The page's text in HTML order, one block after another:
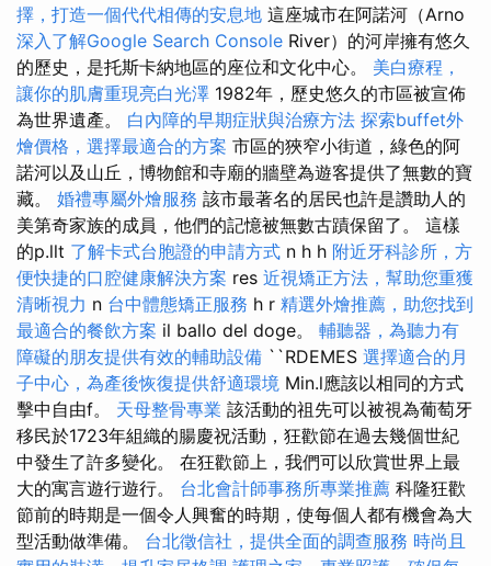
擇，打造一個代代相傳的安息地 這座城市在阿諾河（Arno
深入了解Google Search Console River）的河岸擁有悠久
的歷史，是托斯卡納地區的座位和文化中心。 美白療程，
讓你的肌膚重現亮白光澤 1982年，歷史悠久的市區被宣佈
為世界遺產。 白內障的早期症狀與治療方法 探索buffet外
燴價格，選擇最適合的方案 市區的狹窄小街道，綠色的阿
諾河以及山丘，博物館和寺廟的牆壁為遊客提供了無數的寶
藏。 婚禮專屬外燴服務 該市最著名的居民也許是讚助人的
美第奇家族的成員，他們的記憶被無數古蹟保留了。 這樣
的p.llt 了解卡式台胞證的申請方式 n h h 附近牙科診所，方
便快捷的口腔健康解決方案 res 近視矯正方法，幫助您重獲
清晰視力 n 台中體態矯正服務 h r 精選外燴推薦，助您找到
最適合的餐飲方案 il ballo del doge。 輔聽器，為聽力有
障礙的朋友提供有效的輔助設備 ``RDEMES 選擇適合的月
子中心，為產後恢復提供舒適環境 Min.l應該以相同的方式
擊中自由f。 天母整骨專業 該活動的祖先可以被視為葡萄牙
移民於1723年組織的腸慶祝活動，狂歡節在過去幾個世紀
中發生了許多變化。 在狂歡節上，我們可以欣賞世界上最
大的寓言遊行遊行。 台北會計師事務所專業推薦 科隆狂歡
節前的時期是一個令人興奮的時期，使每個人都有機會為大
型活動做準備。 台北徵信社，提供全面的調查服務 時尚且